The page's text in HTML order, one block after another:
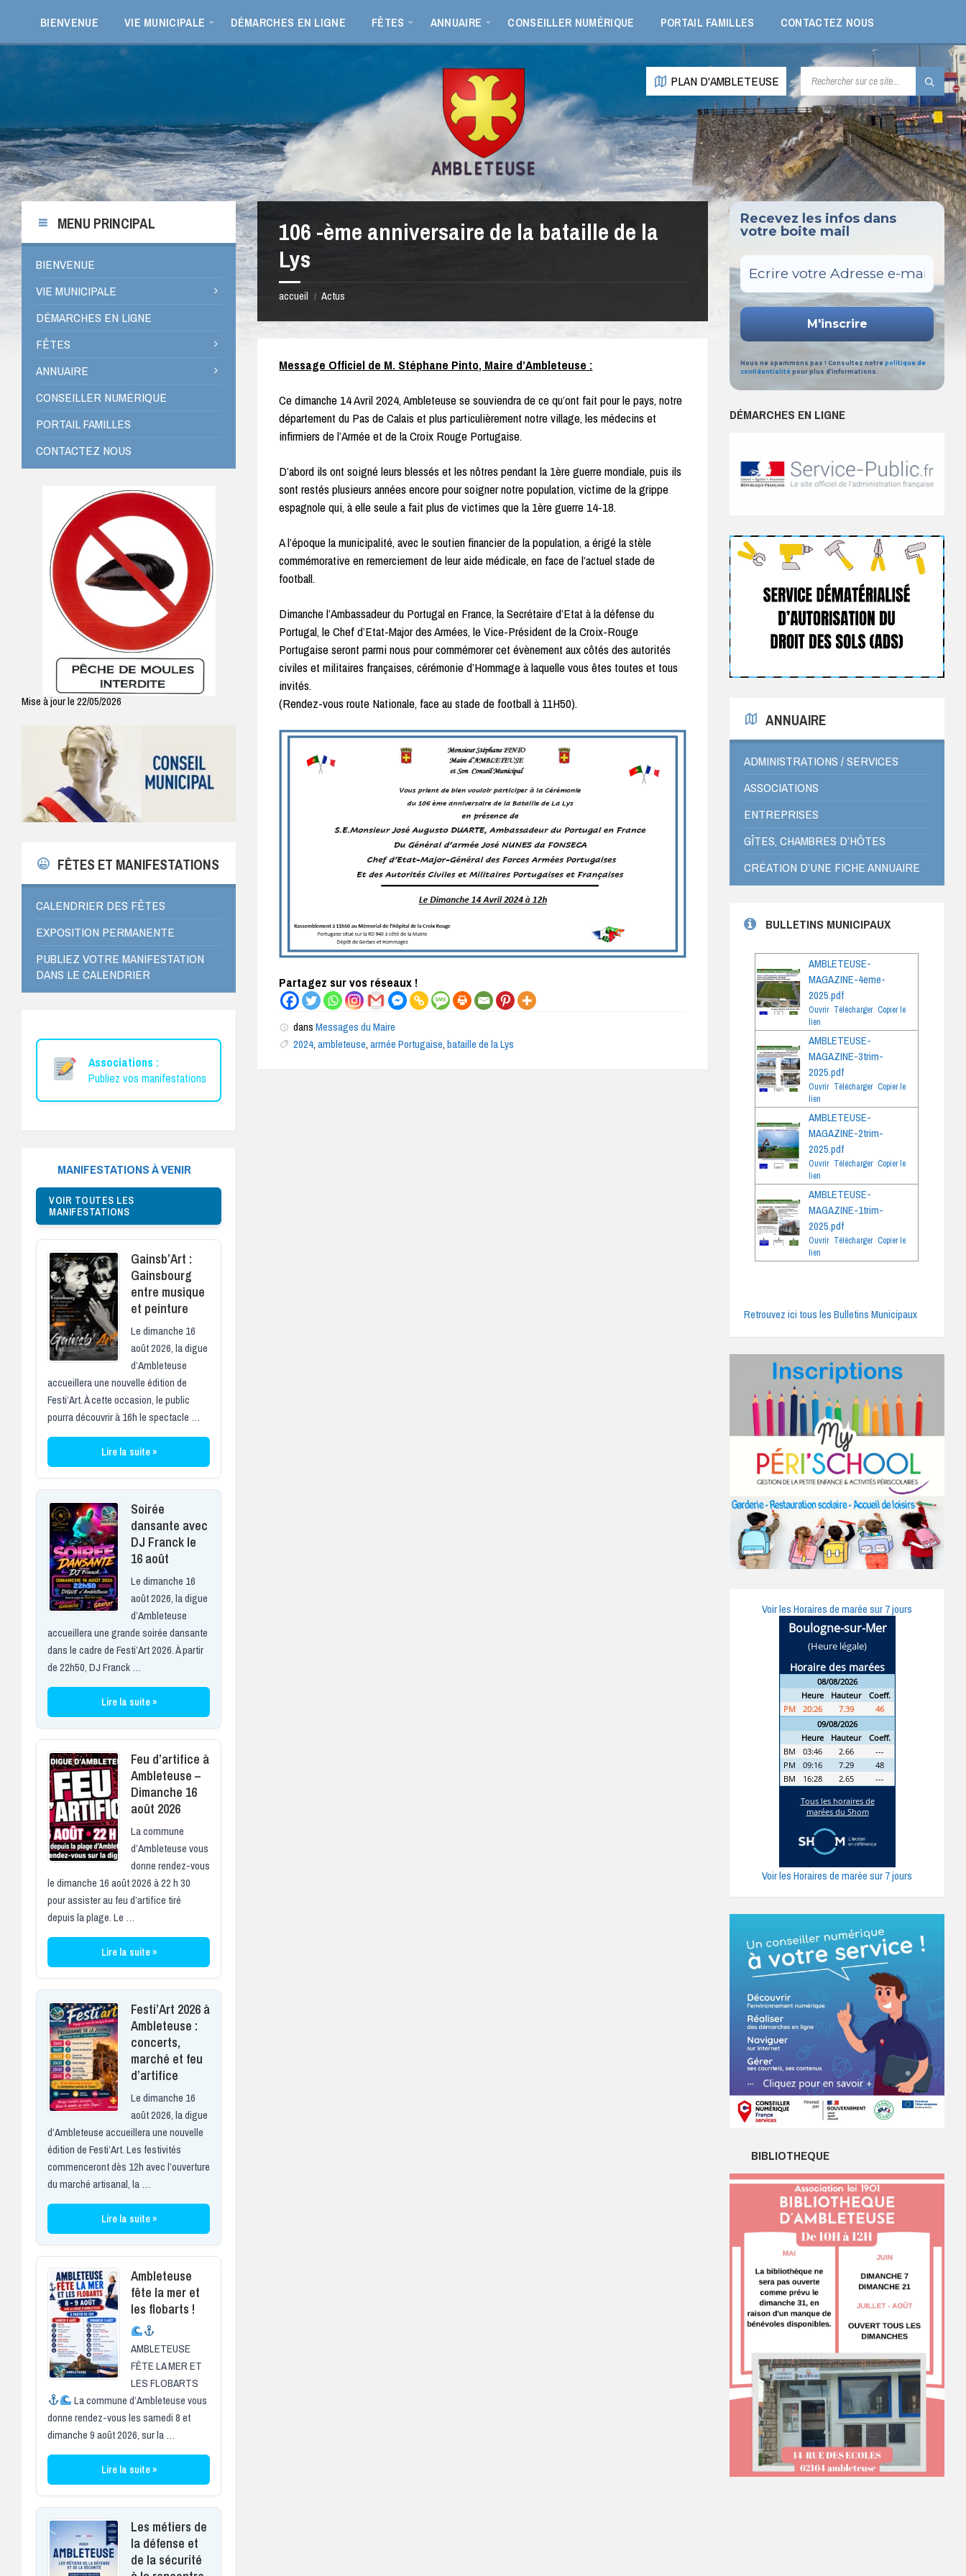
barre
latérale
barre
latérale
de
page
BIENVENUE VIE MUNICIPALE DÉMARCHES EN LIGNE FÊTES ANNUAIRE CONSEILLER NUMÉRIQUE PORTAIL FAMILLES CONTACTEZ NOUS
PLAN D'AMBLETEUSE RECHERCHE:
106 -ème anniversaire de la bataille de la
Lys
accueil / Actus
Message Officiel de M. Stéphane Pinto, Maire d’Ambleteuse :
Ce dimanche 14 Avril 2024, Ambleteuse se souviendra de ce qu’ont fait pour le pays, notre
département du Pas de Calais et plus particulièrement notre village, les médecins et
infirmiers de l’Armée et de la Croix Rouge Portugaise.
D’abord ils ont soigné leurs blessés et les nôtres pendant la 1ère guerre mondiale, puis ils
sont restés plusieurs années encore pour soigner notre population, victime de la grippe
espagnole qui, à elle seule a fait plus de victimes que la 1ère guerre 14-18.
A l’époque la municipalité, avec le soutien financier de la population, a érigé la stèle
commémorative en remerciement de leur aide médicale, en face de l’actuel stade de
football.
Dimanche l’Ambassadeur du Portugal en France, la Secrétaire d’Etat à la défense du
Portugal, le Chef d’Etat-Major des Armées, le Vice-Président de la Croix-Rouge
Portugaise seront parmi nous pour commémorer cet évènement aux côtés des autorités
civiles et militaires françaises, cérémonie d’Hommage à laquelle vous êtes toutes et tous
invités.
(Rendez-vous route Nationale, face au stade de football à 11H50).
Partagez sur vos réseaux !
dansMessages du Maire
2024,ambleteuse,armée Portugaise,bataille de la Lys
MENU PRINCIPAL
BIENVENUE
VIE MUNICIPALE
DÉMARCHES EN LIGNE
FÊTES
ANNUAIRE
CONSEILLER NUMÉRIQUE
PORTAIL FAMILLES
CONTACTEZ NOUS
Mise à jour le 22/05/2026
FÊTES ET MANIFESTATIONS
CALENDRIER DES FÊTES
EXPOSITION PERMANENTE
PUBLIEZ VOTRE MANIFESTATION
DANS LE CALENDRIER
Associations :
Publiez vos manifestations
MANIFESTATIONS À VENIR
VOIR TOUTES LES
MANIFESTATIONS
Gainsb’Art :
Gainsbourg
entre musique
et peinture
Le dimanche 16
août 2026, la digue
d’Ambleteuse
accueillera une nouvelle édition de
Festi’Art. À cette occasion, le public
pourra découvrir à 16h le spectacle …
Lire la suite »
Soirée
dansante avec
DJ Franck le
16 août
Le dimanche 16
août 2026, la digue
d’Ambleteuse
accueillera une grande soirée dansante
dans le cadre de Festi’Art 2026. À partir
de 22h50, DJ Franck …
Lire la suite »
Feu d’artifice à
Ambleteuse –
Dimanche 16
août 2026
La commune
d’Ambleteuse vous
donne rendez-vous
le dimanche 16 août 2026 à 22 h 30
pour assister au feu d’artifice tiré
depuis la plage. Le …
Lire la suite »
Festi’Art 2026 à
Ambleteuse :
concerts,
marché et feu
d’artifice
Le dimanche 16
août 2026, la digue
d’Ambleteuse accueillera une nouvelle
édition de Festi’Art. Les festivités
commenceront dès 12h avec l’ouverture
du marché artisanal, la …
Lire la suite »
Ambleteuse
fête la mer et
les flobarts !
AMBLETEUSE
FÊTE LA MER ET
LES FLOBARTS
La commune d’Ambleteuse vous
donne rendez-vous les samedi 8 et
dimanche 9 août 2026, sur la …
Lire la suite »
Les métiers de
la défense et
de la sécurité
Recevez les infos dans
votre boite mail
Nous ne spammons pas ! Consultez notre politique de
confidentialité pour plus d’informations.
DÉMARCHES EN LIGNE
ANNUAIRE
ADMINISTRATIONS / SERVICES
ASSOCIATIONS
ENTREPRISES
GÎTES, CHAMBRES D’HÔTES
CRÉATION D’UNE FICHE ANNUAIRE
BULLETINS MUNICIPAUX
AMBLETEUSE-
MAGAZINE-4eme-
2025.pdf
Ouvrir Télécharger Copier le
lien
AMBLETEUSE-
MAGAZINE-3trim-
2025.pdf
Ouvrir Télécharger Copier le
lien
AMBLETEUSE-
MAGAZINE-2trim-
2025.pdf
Ouvrir Télécharger Copier le
lien
AMBLETEUSE-
MAGAZINE-1trim-
2025.pdf
Ouvrir Télécharger Copier le
lien
Retrouvez ici tous les Bulletins Municipaux
Voir les Horaires de marée sur 7 jours
Voir les Horaires de marée sur 7 jours
BIBLIOTHEQUE